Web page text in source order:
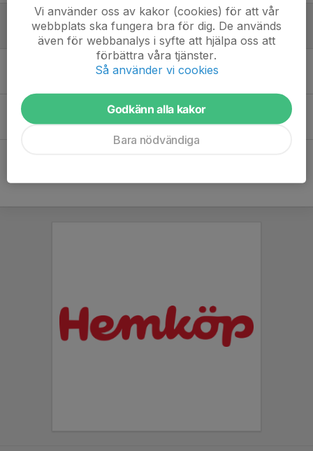
Ändrad träningsdag och vintercupen
18 dec 2025
Kolla alltid kalendern
14 mar 2025
Vi använder oss av kakor (cookies) för att vår
webbplats ska fungera bra för dig. De används
även för webbanalys i syfte att hjälpa oss att
förbättra våra tjänster.
Så använder vi cookies
Godkänn alla kakor
Bara nödvändiga